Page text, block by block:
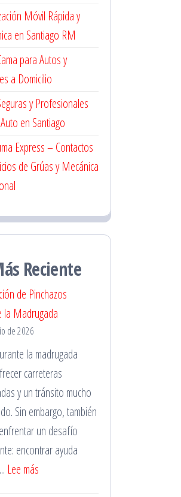
Móvil Rápida y
en Santiago RM
para Autos y
a Domicilio
y Profesionales
en Santiago
Express – Contactos
de Grúas y Mecánica
Reciente
de Pinchazos
la Madrugada
de 2026
la madrugada
carreteras
y un tránsito mucho
Sin embargo, también
un desafío
encontrar ayuda
Lee más